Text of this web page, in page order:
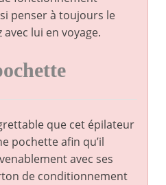
penser à toujours le
lui en voyage.
que cet épilateur
pochette afin qu’il
avec ses
de conditionnement